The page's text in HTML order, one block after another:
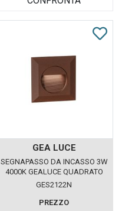
GEA LUCE
SEGNAPASSO DA INCASSO 3W
4000K GEALUCE QUADRATO
MARRONE IP65
GES2122N
PREZZO